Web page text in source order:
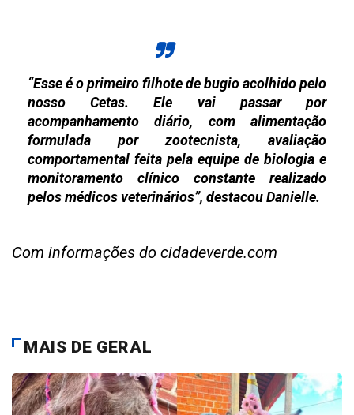
“Esse é o primeiro filhote de bugio acolhido pelo
nosso Cetas. Ele vai passar por
acompanhamento diário, com alimentação
formulada por zootecnista, avaliação
comportamental feita pela equipe de biologia e
monitoramento clínico constante realizado
pelos médicos veterinários”, destacou Danielle.
Com informações do cidadeverde.com
MAIS DE GERAL